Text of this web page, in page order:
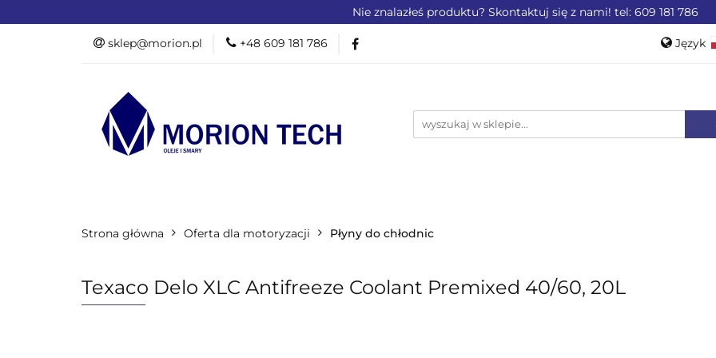
Nie znalazłeś produktu? Skontaktuj się z nami! tel: 609 181 786
sklep@morion.pl +48 609 181 786 Język
PROMOCJE %
OFERTA DLA PRZEMYSŁU OFERTA DLA LOTNICTWA OFERTA
Strona główna Oferta dla motoryzacji Płyny do chłodnic
Texaco Delo XLC Antifreeze Coolant Premixed 40/60, 20L